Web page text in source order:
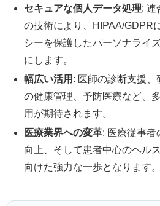
セキュアな個人データ処理: 連
の技術により、HIPAA/GDPR
シーを保護したパーソナライ
にします。
幅広い活用 : 医師の診断支援、
の健康管理、予防医療など、
用が期待されます。
医療業界への変革: 医療従事者
向上、そして患者中心のヘル
向けた強力な一歩となります。